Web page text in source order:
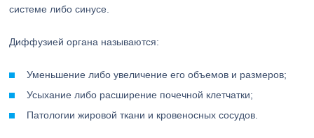
системе либо синусе.
Диффузией органа называются:
Уменьшение либо увеличение его объемов и размеров;
Усыхание либо расширение почечной клетчатки;
Патологии жировой ткани и кровеносных сосудов.